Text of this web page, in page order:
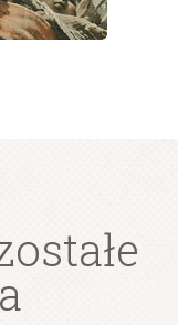
42/1954
42/1954